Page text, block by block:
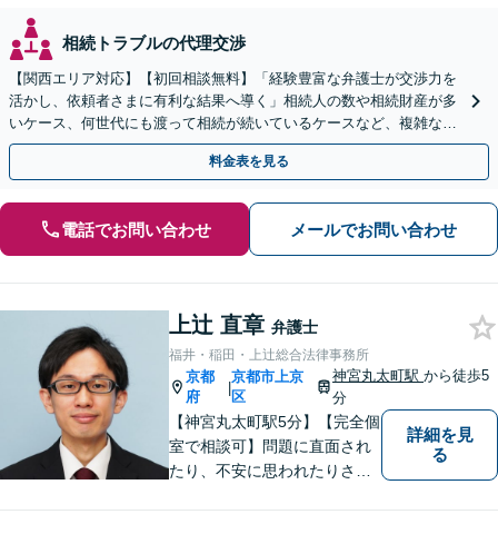
相続トラブルの代理交渉
【関西エリア対応】【初回相談無料】「経験豊富な弁護士が交渉力を
活かし、依頼者さまに有利な結果へ導く」相続人の数や相続財産が多
いケース、何世代にも渡って相続が続いているケースなど、複雑な事
案でも対応！協議、調停、審判どのフェーズからも相談可
料金表を見る
電話でお問い合わせ メールでお問い合わせ
上辻 直章 弁護士
福井・稲田・上辻総合法律事務所
京都
府
|
京都市上京
区
神宮丸太町駅から徒歩5
分
【神宮丸太町駅5分】【完全個
室で相談可】問題に直面され
たり、不安に思われたりされ
詳細を見
る